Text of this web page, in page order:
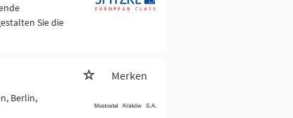
Sie die
Merken
Berlin,